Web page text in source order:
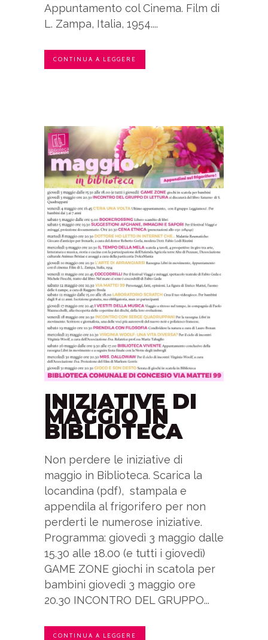
Appuntamento col Cinema. Film di
L. Zampa, Italia, 1954....
CONTINUA A LEGGERE
INIZIATIVE DI
MAGGIO IN
BIBLIOTECA
Non perdere le iniziative di
maggio in Biblioteca. Scarica la
locandina (pdf), stampala e
appendila al frigorifero per non
perderti le numerose iniziative.
Programma: giovedì 3 maggio dalle
15.30 alle 18.00 (e tutti i giovedì)
GAME ZONE giochi in scatola per
bambini giovedì 3 maggio ore
20.30 INCONTRO DEL GRUPPO...
CONTINUA A LEGGERE